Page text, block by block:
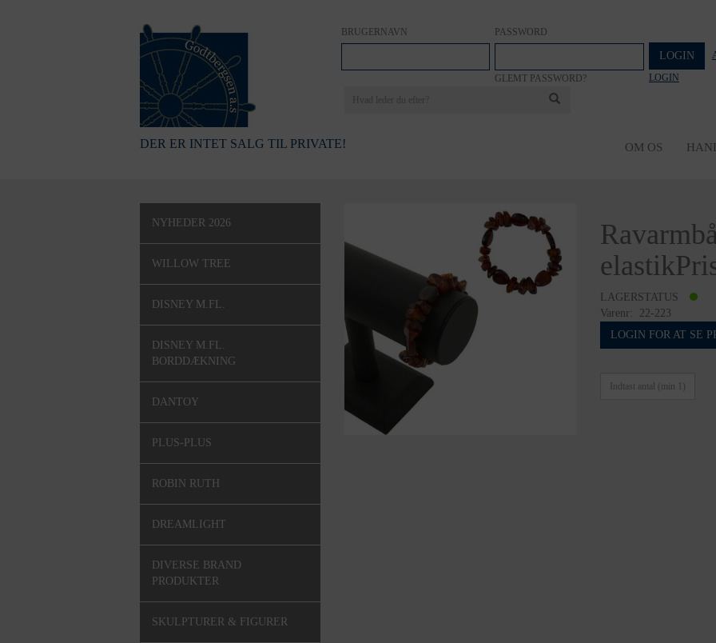
BRUGERNAVN PASSWORD
GLEMT PASSWORD?
LOGIN
LOGIN
DER ER INTET SALG TIL PRIVATE! OM OS
NYHEDER 2026
WILLOW TREE
DISNEY M.FL.
DISNEY M.FL.
BORDDÆKNING
DANTOY
PLUS-PLUS
ROBIN RUTH
DREAMLIGHT
DIVERSE BRAND
PRODUKTER
SKULPTURER & FIGURER
LAGERSTATUS
Varenr: 22-223
LOGIN FOR AT SE